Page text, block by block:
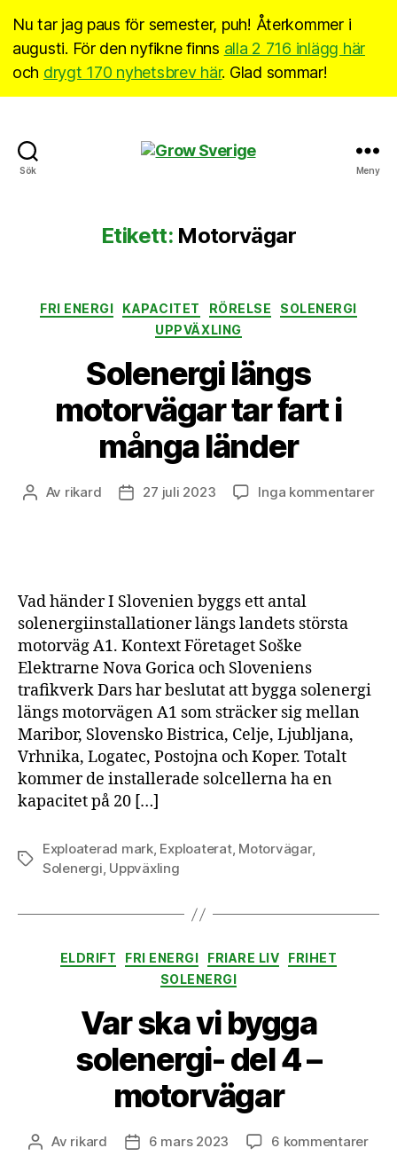
Nu tar jag paus för semester, puh! Återkommer i
augusti. För den nyfikne finns alla 2 716 inlägg här
och drygt 170 nyhetsbrev här. Glad sommar!
Sök Meny
Etikett: Motorvägar
Kategorier
FRI ENERGI KAPACITET RÖRELSE
SOLENERGI
UPPVÄXLING
Solenergi längs
motorvägar tar fart i
många länder
Inläggsförfattare
Av rikard Inläggsdatum
27 juli 2023 Inga kommentarertill
Vad händer I Slovenien byggs ett antal
solenergiinstallationer längs landets största
motorväg A1. Kontext Företaget Soške
Elektrarne Nova Gorica och Sloveniens
trafikverk Dars har beslutat att bygga solenergi
längs motorvägen A1 som sträcker sig mellan
Maribor, Slovensko Bistrica, Celje, Ljubljana,
Vrhnika, Logatec, Postojna och Koper. Totalt
kommer de installerade solcellerna ha en
kapacitet på 20 […]
Etiketter
Exploaterad mark, Exploaterat, Motorvägar,
Solenergi, Uppväxling
Kategorier
ELDRIFT FRI ENERGI FRIARE LIV
FRIHET
SOLENERGI
Var ska vi bygga
solenergi- del 4 –
motorvägar
Inläggsförfattare
Av rikard Inläggsdatum
6 mars 2023 6 kommentarertill